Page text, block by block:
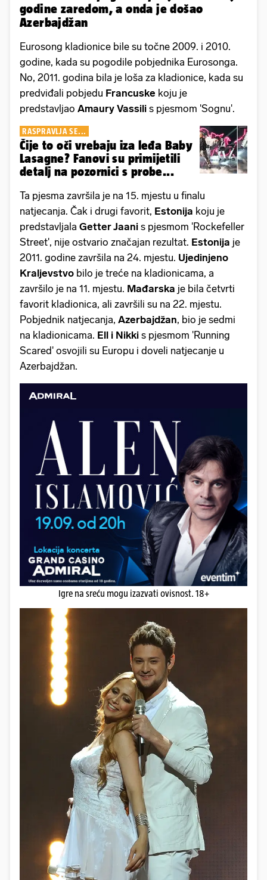
godine zaredom, a onda je došao
Azerbajdžan
Eurosong kladionice bile su točne 2009. i 2010.
godine, kada su pogodile pobjednika Eurosonga.
No, 2011. godina bila je loša za kladionice, kada su
predviđali pobjedu Francuske koju je
predstavljao Amaury Vassili s pjesmom 'Sognu'.
RASPRAVLJA SE...
Čije to oči vrebaju iza leđa Baby
Lasagne? Fanovi su primijetili
detalj na pozornici s probe...
Ta pjesma završila je na 15. mjestu u finalu
natjecanja. Čak i drugi favorit, Estonija koju je
predstavljala Getter Jaani s pjesmom 'Rockefeller
Street', nije ostvario značajan rezultat. Estonija je
2011. godine završila na 24. mjestu. Ujedinjeno
Kraljevstvo bilo je treće na kladionicama, a
završilo je na 11. mjestu. Mađarska je bila četvrti
favorit kladionica, ali završili su na 22. mjestu.
Pobjednik natjecanja, Azerbajdžan, bio je sedmi
na kladionicama. Ell i Nikki s pjesmom 'Running
Scared' osvojili su Europu i doveli natjecanje u
Azerbajdžan.
Igre na sreću mogu izazvati ovisnost. 18+